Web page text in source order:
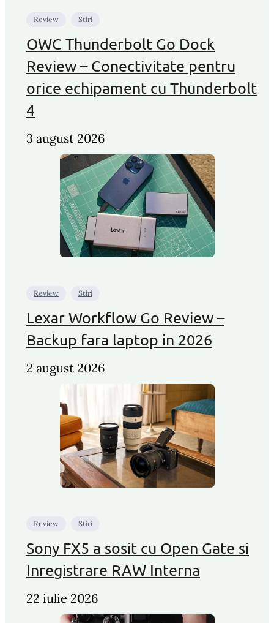
Review Stiri
OWC Thunderbolt Go Dock
Review – Conectivitate pentru
orice echipament cu Thunderbolt
4
3 august 2026
Review Stiri
Lexar Workflow Go Review –
Backup fara laptop in 2026
2 august 2026
Review Stiri
Sony FX5 a sosit cu Open Gate si
Inregistrare RAW Interna
22 iulie 2026